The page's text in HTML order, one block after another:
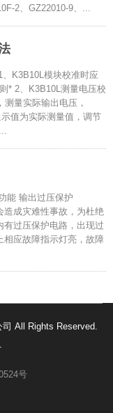
2、GZ22010-9、...
K3B10L模块校准时应
* 2、K3B10L测量电压校
测量实际输出电压，
值为实际测量值，调节
能 输出过压保护
造成灾难性事故，为杜绝
有过压保护电路，出现过
相应故障指示灯亮，故障
All Rights Reserved.
号